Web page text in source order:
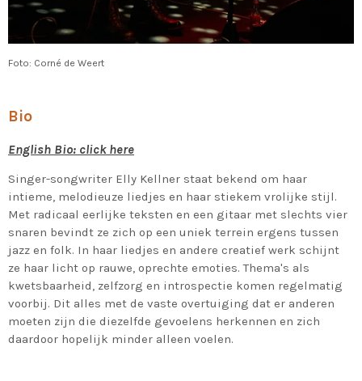
Foto: Corné de Weert
Bio
English Bio: click here
Singer-songwriter Elly Kellner staat bekend om haar
intieme, melodieuze liedjes en haar stiekem vrolijke stijl.
Met radicaal eerlijke teksten en een gitaar met slechts vier
snaren bevindt ze zich op een uniek terrein ergens tussen
jazz en folk. In haar liedjes en andere creatief werk schijnt
ze haar licht op rauwe, oprechte emoties. Thema's als
kwetsbaarheid, zelfzorg en introspectie komen regelmatig
voorbij. Dit alles met de vaste overtuiging dat er anderen
moeten zijn die diezelfde gevoelens herkennen en zich
daardoor hopelijk minder alleen voelen.